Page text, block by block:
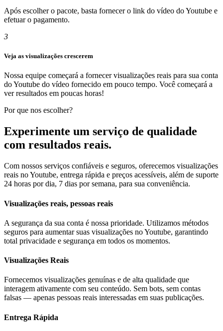
Após escolher o pacote, basta fornecer o link do vídeo do Youtube e
efetuar o pagamento.
3
Veja as visualizações crescerem
Nossa equipe começará a fornecer visualizações reais para sua conta
do Youtube do vídeo fornecido em pouco tempo. Você começará a
ver resultados em poucas horas!
Por que nos escolher?
Experimente um serviço de qualidade
com resultados reais.
Com nossos serviços confiáveis ​​e seguros, oferecemos visualizações
reais no Youtube, entrega rápida e preços acessíveis, além de suporte
24 horas por dia, 7 dias por semana, para sua conveniência.
Visualizações reais, pessoas reais
A segurança da sua conta é nossa prioridade. Utilizamos métodos
seguros para aumentar suas visualizações no Youtube, garantindo
total privacidade e segurança em todos os momentos.
Visualizações Reais
Fornecemos visualizações genuínas e de alta qualidade que
interagem ativamente com seu conteúdo. Sem bots, sem contas
falsas — apenas pessoas reais interessadas em suas publicações.
Entrega Rápida